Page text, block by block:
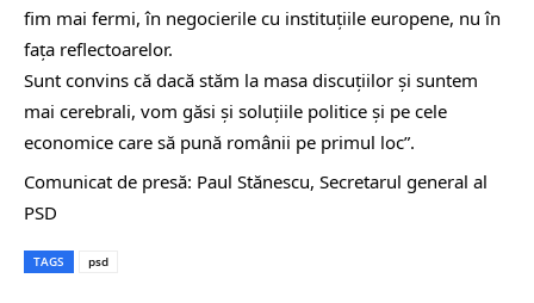
fim mai fermi, în negocierile cu instituțiile europene, nu în
fața reflectoarelor.
Sunt convins că dacă stăm la masa discuțiilor și suntem
mai cerebrali, vom găsi și soluțiile politice și pe cele
economice care să pună românii pe primul loc”.
Comunicat de presă: Paul Stănescu, Secretarul general al
PSD
TAGS psd